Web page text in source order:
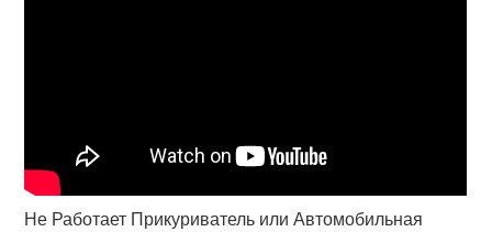
Не Работает Прикуриватель или Автомобильная